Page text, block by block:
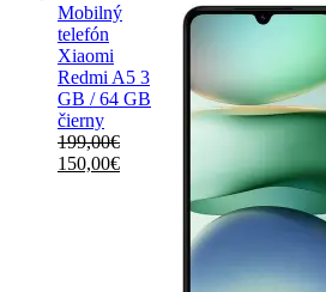
Mobilný
telefón
Xiaomi
Redmi A5 3
GB / 64 GB
čierny
199,00€
Pôvodná
150,00€Aktuálna